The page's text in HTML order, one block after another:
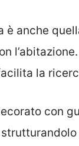
è anche
la
con